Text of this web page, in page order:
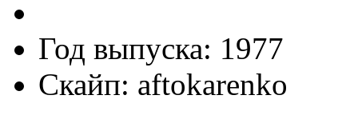
Год выпуска: 1977
Скайп: aftokarenko